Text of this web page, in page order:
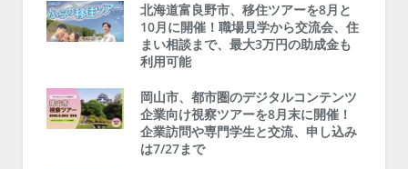
北海道富良野市、移住ツアーを8月と
10月に開催！職場見学から交流会、住
まい相談まで、最大3万円の助成金も
利用可能
岡山市、都市圏のデジタルコンテンツ
企業向け視察ツアーを8月末に開催！
企業訪問や専門学生と交流、申し込み
は7/27まで